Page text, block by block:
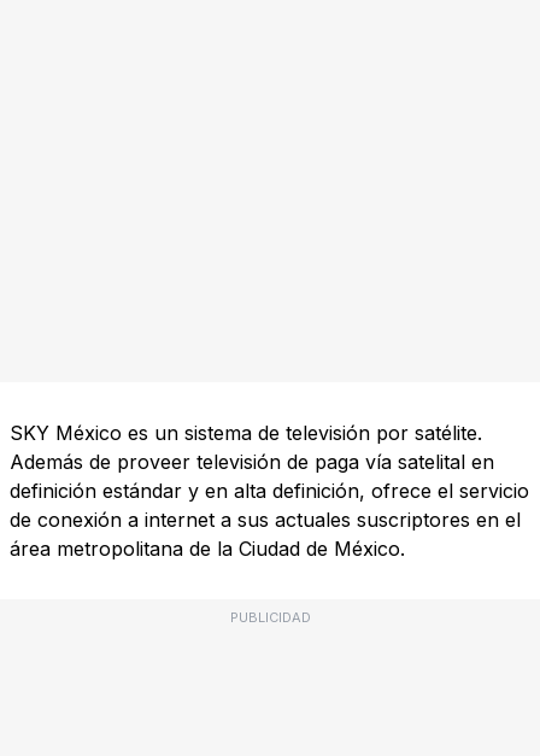
SKY México es un sistema de televisión por satélite.
Además de proveer televisión de paga vía satelital en
definición estándar y en alta definición, ofrece el servicio
de conexión a internet a sus actuales suscriptores en el
área metropolitana de la Ciudad de México.
PUBLICIDAD